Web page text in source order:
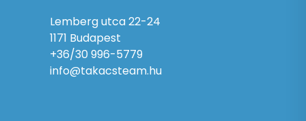
Lemberg utca 22-24
1171 Budapest
+36/30 996-5779
info@takacsteam.hu